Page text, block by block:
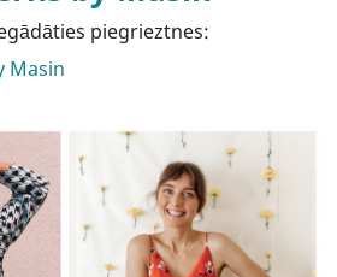
piegrieztnes:
Masin